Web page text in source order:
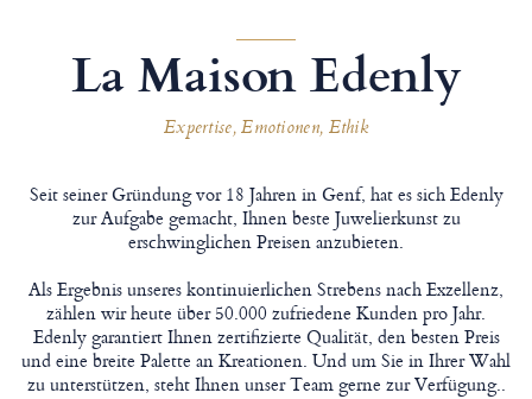
La Maison Edenly
Expertise, Emotionen, Ethik
Seit seiner Gründung vor 18 Jahren in Genf, hat es sich Edenly
zur Aufgabe gemacht, Ihnen beste Juwelierkunst zu
erschwinglichen Preisen anzubieten.
Als Ergebnis unseres kontinuierlichen Strebens nach Exzellenz,
zählen wir heute über 50.000 zufriedene Kunden pro Jahr.
Edenly garantiert Ihnen zertifizierte Qualität, den besten Preis
und eine breite Palette an Kreationen. Und um Sie in Ihrer Wahl
zu unterstützen, steht Ihnen unser Team gerne zur Verfügung..